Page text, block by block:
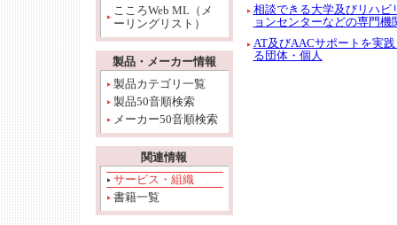
こころWeb ML（メ
ーリングリスト）
製品・メーカー情報
製品カテゴリ一覧
製品50音順検索
メーカー50音順検索
関連情報
サービス・組織
書籍一覧
相談できる大学及びリハビ
ョンセンターなどの専門機
AT及びAACサポートを実
る団体・個人